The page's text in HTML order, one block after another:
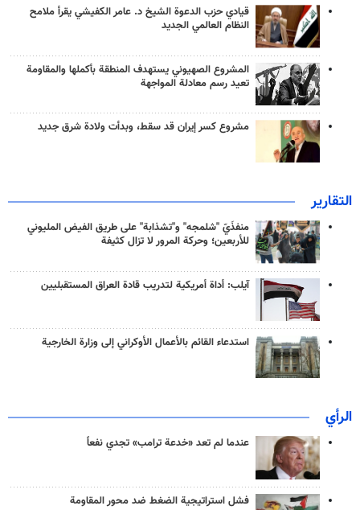
قيادي حزب الدعوة الشيخ د. عامر الكفيشي يقرأ ملامح
النظام العالمي الجديد
المشروع الصهيوني يستهدف المنطقة بأكملها والمقاومة
تعيد رسم معادلة المواجهة
مشروع كسر إيران قد سقط، وبدأت ولادة شرق جديد
التقارير
منفذَيّ "شلمجه" و"تشذابة" على طريق الفيض المليوني
للأربعين؛ وحركة المرور لا تزال كثيفة
آيلب: أداة أمريكية لتدريب قادة العراق المستقبليين
استدعاء القائم بالأعمال الأوكراني إلى وزارة الخارجية
الرأي
عندما لم تعد «خدعة ترامب» تجدي نفعاً
فشل استراتيجية الضغط ضد محور المقاومة